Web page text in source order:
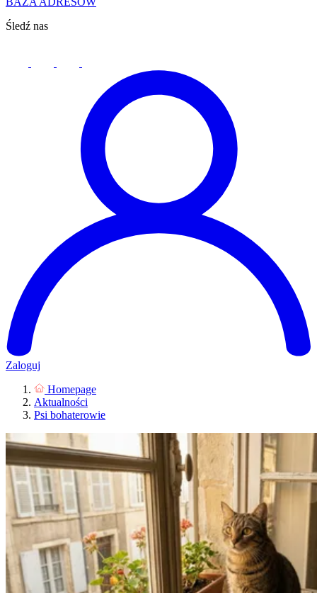
Śledź nas
Zaloguj
Homepage
Aktualności
Psi bohaterowie